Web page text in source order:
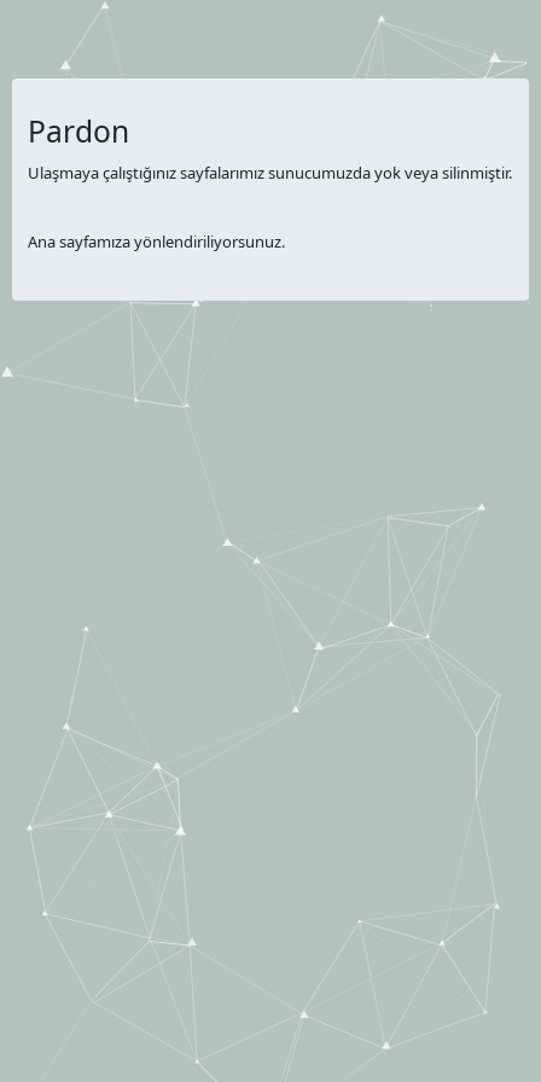
Pardon
Ulaşmaya çalıştığınız sayfalarımız sunucumuzda yok veya silinmiştir.
Ana sayfamıza yönlendiriliyorsunuz.